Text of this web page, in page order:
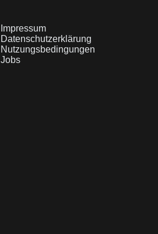
Impressum
Datenschutzerklärung
Nutzungsbedingungen
Jobs